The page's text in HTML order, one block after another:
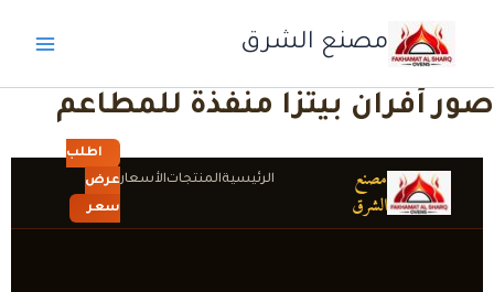
المحتوى
مصنع الشرق
صور أفران بيتزا منفذة للمطاعم
مصنع
الشرق
الرئيسيةالمنتجاتالأسعار
اطلب
عرض
سعر